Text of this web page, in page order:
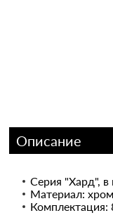
Описание
Серия "Хард", в
Материал: